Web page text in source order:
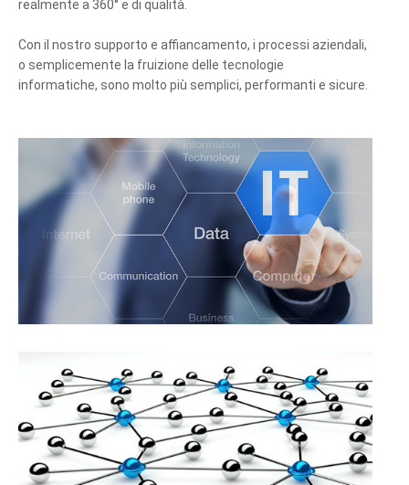
realmente a 360° e di qualità.
Con il nostro supporto e affiancamento, i processi aziendali,
o semplicemente la fruizione delle tecnologie
informatiche, sono molto più semplici, performanti e sicure.